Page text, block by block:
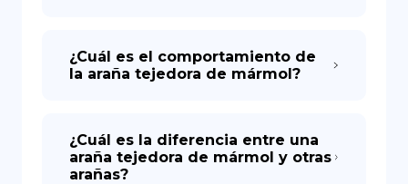
¿Cuál es el comportamiento de
la araña tejedora de mármol?
¿Cuál es la diferencia entre una
araña tejedora de mármol y otras
arañas?